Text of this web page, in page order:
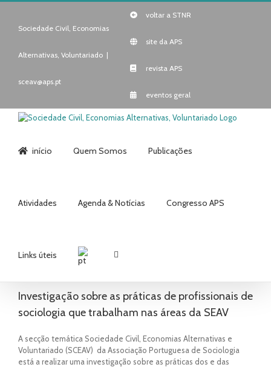
Skip
contentSociedade Civil, Economias
Alternativas, Voluntariado |
sceav@aps.pt
voltar a STNR
site da APS
revista APS
eventos geral
início Quem Somos Publicações
Atividades Agenda & Notícias Congresso APS
Links úteis
Investigação sobre as práticas de profissionais de
sociologia que trabalham nas áreas da SEAV
A secção temática Sociedade Civil, Economias Alternativas e
Voluntariado (SCEAV) da Associação Portuguesa de Sociologia
está a realizar uma investigação sobre as práticas dos e das